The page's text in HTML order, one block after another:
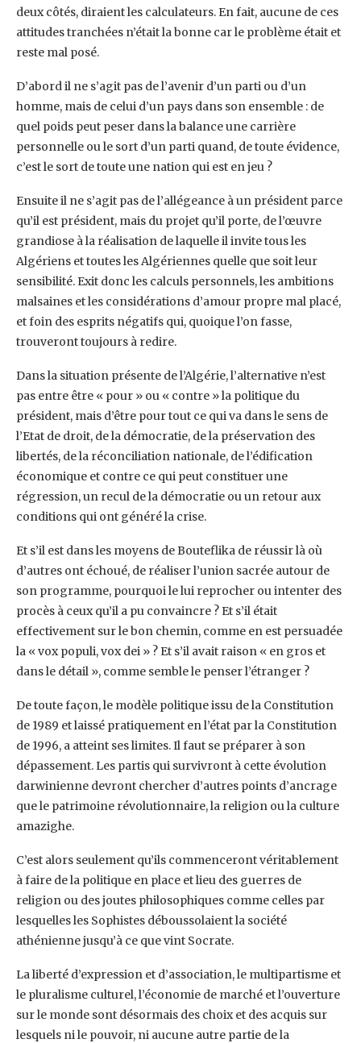
deux côtés, diraient les calculateurs. En fait, aucune de ces
attitudes tranchées n’était la bonne car le problème était et
reste mal posé.
D’abord il ne s’agit pas de l’avenir d’un parti ou d’un
homme, mais de celui d’un pays dans son ensemble : de
quel poids peut peser dans la balance une carrière
personnelle ou le sort d’un parti quand, de toute évidence,
c’est le sort de toute une nation qui est en jeu ?
Ensuite il ne s’agit pas de l’allégeance à un président parce
qu’il est président, mais du projet qu’il porte, de l’œuvre
grandiose à la réalisation de laquelle il invite tous les
Algériens et toutes les Algériennes quelle que soit leur
sensibilité. Exit donc les calculs personnels, les ambitions
malsaines et les considérations d’amour propre mal placé,
et foin des esprits négatifs qui, quoique l’on fasse,
trouveront toujours à redire.
Dans la situation présente de l’Algérie, l’alternative n’est
pas entre être « pour » ou « contre » la politique du
président, mais d’être pour tout ce qui va dans le sens de
l’Etat de droit, de la démocratie, de la préservation des
libertés, de la réconciliation nationale, de l’édification
économique et contre ce qui peut constituer une
régression, un recul de la démocratie ou un retour aux
conditions qui ont généré la crise.
Et s’il est dans les moyens de Bouteflika de réussir là où
d’autres ont échoué, de réaliser l’union sacrée autour de
son programme, pourquoi le lui reprocher ou intenter des
procès à ceux qu’il a pu convaincre ? Et s’il était
effectivement sur le bon chemin, comme en est persuadée
la « vox populi, vox dei » ? Et s’il avait raison « en gros et
dans le détail », comme semble le penser l’étranger ?
De toute façon, le modèle politique issu de la Constitution
de 1989 et laissé pratiquement en l’état par la Constitution
de 1996, a atteint ses limites. Il faut se préparer à son
dépassement. Les partis qui survivront à cette évolution
darwinienne devront chercher d’autres points d’ancrage
que le patrimoine révolutionnaire, la religion ou la culture
amazighe.
C’est alors seulement qu’ils commenceront véritablement
à faire de la politique en place et lieu des guerres de
religion ou des joutes philosophiques comme celles par
lesquelles les Sophistes déboussolaient la société
athénienne jusqu’à ce que vint Socrate.
La liberté d’expression et d’association, le multipartisme et
le pluralisme culturel, l’économie de marché et l’ouverture
sur le monde sont désormais des choix et des acquis sur
lesquels ni le pouvoir, ni aucune autre partie de la